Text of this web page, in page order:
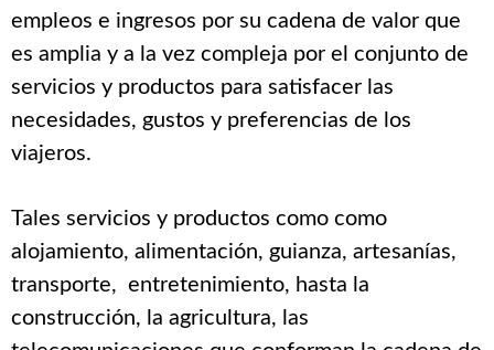
empleos e ingresos por su cadena de valor que
es amplia y a la vez compleja por el conjunto de
servicios y productos para satisfacer las
necesidades, gustos y preferencias de los
viajeros.
Tales servicios y productos como como
alojamiento, alimentación, guianza, artesanías,
transporte, entretenimiento, hasta la
construcción, la agricultura, las